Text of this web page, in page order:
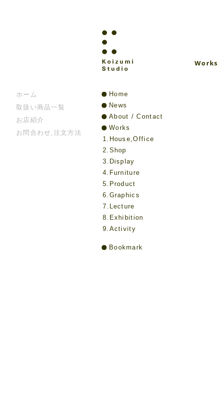
Home
News
About / Contact
Works
1.House,Office
2.Shop
3.Display
4.Furniture
5.Product
6.Graphics
7.Lecture
8.Exhibition
9.Activity
Bookmark
ホーム
取扱い商品一覧
お店紹介
お問合わせ,注文方法